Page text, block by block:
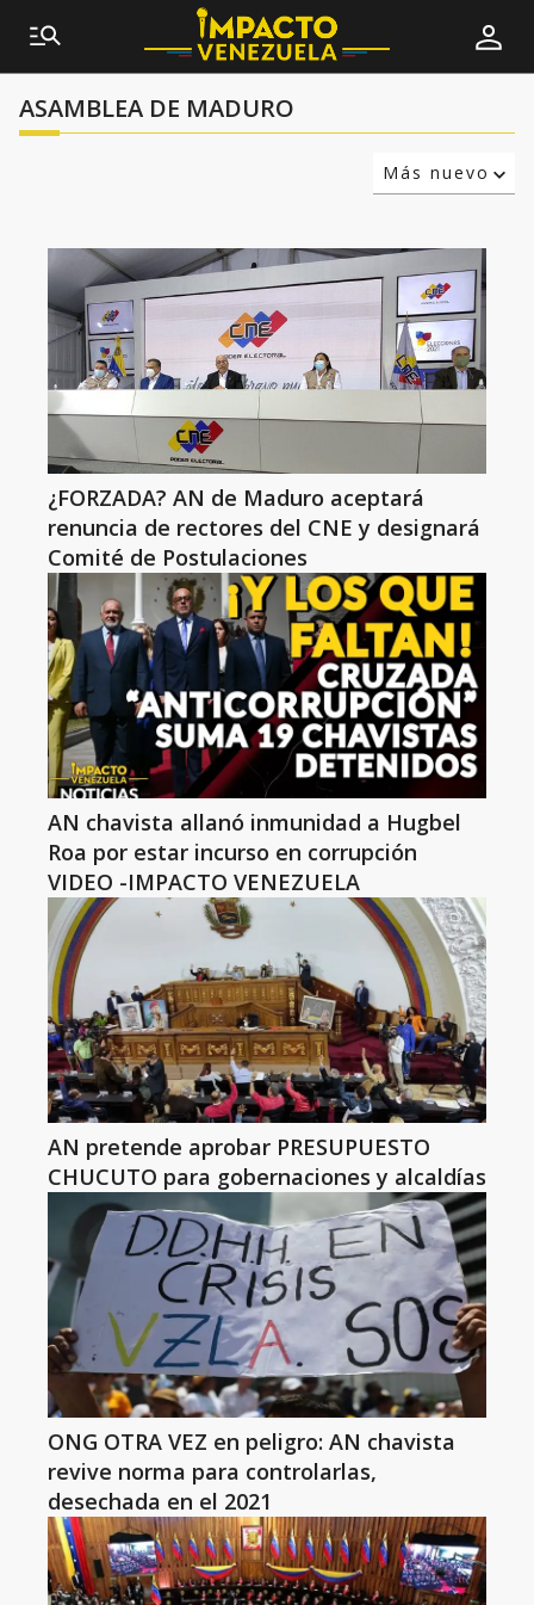
ASAMBLEA DE MADURO
Más nuevo
¿FORZADA? AN de Maduro aceptará
renuncia de rectores del CNE y designará
Comité de Postulaciones
AN chavista allanó inmunidad a Hugbel
Roa por estar incurso en corrupción
VIDEO -IMPACTO VENEZUELA
AN pretende aprobar PRESUPUESTO
CHUCUTO para gobernaciones y alcaldías
ONG OTRA VEZ en peligro: AN chavista
revive norma para controlarlas,
desechada en el 2021